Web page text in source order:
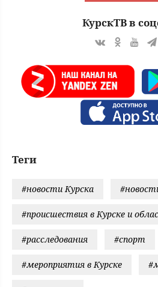
КурскТВ в
Теги
#новости Курска
#происшествия в Курске и
#расследования #спорт
#мероприятия в Курске